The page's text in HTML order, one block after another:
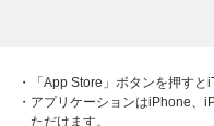
・「App Store」ボタンを押すと
・アプリケーションはiPhone
ただけます。